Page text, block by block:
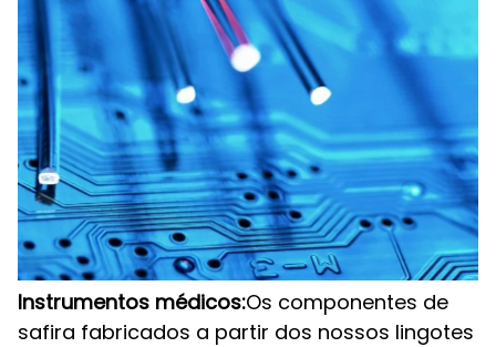
Instrumentos médicos:Os componentes de
safira fabricados a partir dos nossos lingotes